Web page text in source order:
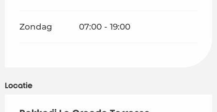
Zondag 07:00 - 19:00
Locatie